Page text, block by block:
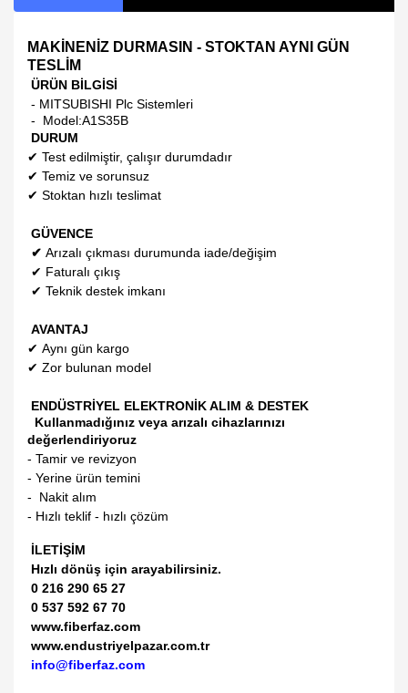
MAKİNENİZ DURMASIN - STOKTAN AYNI GÜN
TESLİM
ÜRÜN BİLGİSİ
- MITSUBISHI Plc Sistemleri
- Model:A1S35B
DURUM
✔ Test edilmiştir, çalışır durumdadır
✔ Temiz ve sorunsuz
✔ Stoktan hızlı teslimat
GÜVENCE
✔ Arızalı çıkması durumunda iade/değişim
✔ Faturalı çıkış
✔ Teknik destek imkanı
AVANTAJ
✔ Aynı gün kargo
✔ Zor bulunan model
ENDÜSTRİYEL ELEKTRONİK ALIM & DESTEK
Kullanmadığınız veya arızalı cihazlarınızı
değerlendiriyoruz
- Tamir ve revizyon
- Yerine ürün temini
- Nakit alım
- Hızlı teklif - hızlı çözüm
İLETİŞİM
Hızlı dönüş için arayabilirsiniz.
0 216 290 65 27
0 537 592 67 70
www.fiberfaz.com
www.endustriyelpazar.com.tr
info@fiberfaz.com